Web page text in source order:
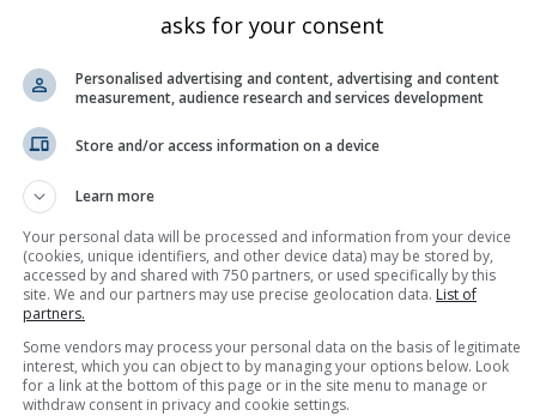
asks for your consent
Personalised advertising and content, advertising and content
measurement, audience research and services development
Store and/or access information on a device
Learn more
Your personal data will be processed and information from your device
(cookies, unique identifiers, and other device data) may be stored by,
accessed by and shared with 750 partners, or used specifically by this
site. We and our partners may use precise geolocation data. List of
partners.
Some vendors may process your personal data on the basis of legitimate
interest, which you can object to by managing your options below. Look
for a link at the bottom of this page or in the site menu to manage or
withdraw consent in privacy and cookie settings.